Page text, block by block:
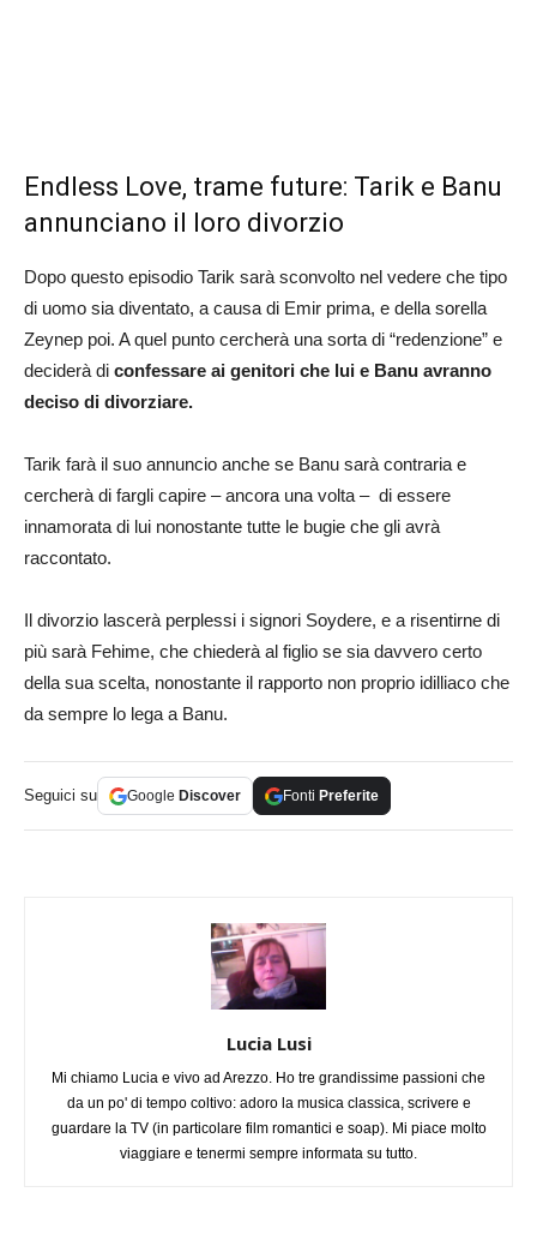
Endless Love, trame future: Tarik e Banu
annunciano il loro divorzio
Dopo questo episodio Tarik sarà sconvolto nel vedere che tipo
di uomo sia diventato, a causa di Emir prima, e della sorella
Zeynep poi. A quel punto cercherà una sorta di “redenzione” e
deciderà di confessare ai genitori che lui e Banu avranno
deciso di divorziare.
Tarik farà il suo annuncio anche se Banu sarà contraria e
cercherà di fargli capire – ancora una volta – di essere
innamorata di lui nonostante tutte le bugie che gli avrà
raccontato.
Il divorzio lascerà perplessi i signori Soydere, e a risentirne di
più sarà Fehime, che chiederà al figlio se sia davvero certo
della sua scelta, nonostante il rapporto non proprio idilliaco che
da sempre lo lega a Banu.
Seguici su Google Discover Fonti Preferite
Lucia Lusi
Mi chiamo Lucia e vivo ad Arezzo. Ho tre grandissime passioni che
da un po' di tempo coltivo: adoro la musica classica, scrivere e
guardare la TV (in particolare film romantici e soap). Mi piace molto
viaggiare e tenermi sempre informata su tutto.